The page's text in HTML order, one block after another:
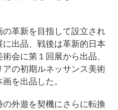
革新を目指して設立され
出品、戦後は革新的日本
会に第１回展から出品、
の初期ルネッサンス美術
を出品した。
外遊を契機にさらに転換